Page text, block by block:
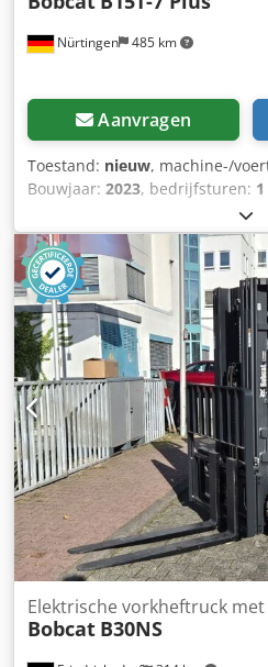
Nürtingen 485 km
Aanvragen
Toestand: nieuw, machine-/
Bouwjaar: 2023, bedrijfsturen:
, vrije
ladingzwaartepunt:500 mm,
masttype:triplex , bouwhoogte:
batterijspanning:
48 V,
voorbandmaat:18x7-8,
totaalgewicht:3.140 kg,
Serienummer: FBA11-4180-
575Ah
Elektrische vorkheftruck met
Bobcat B30NS